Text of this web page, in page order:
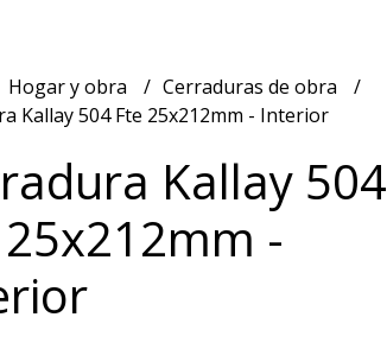
Hogar y obra
Cerraduras de obra
Kallay 504 Fte 25x212mm - Interior
Kallay 504
-